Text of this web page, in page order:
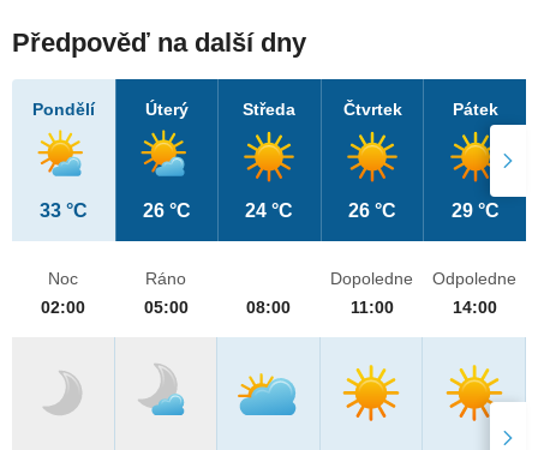
Předpověď na další dny
Pondělí
33 °C
Úterý
26 °C
Středa
24 °C
Čtvrtek
26 °C
Pátek
29 °C
Noc
02:00
Ráno
05:00
08:00
Dopoledne
11:00
Odpoledne
14:00